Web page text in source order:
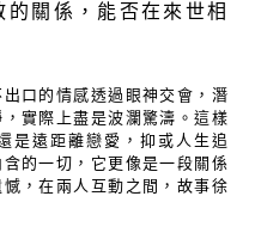
的關係，能否在來世相
口的情感透過眼神交會，潛
實際上盡是波瀾驚濤。這樣
是遠距離戀愛，抑或人生追
的一切，它更像是一段關係
，在兩人互動之間，故事徐